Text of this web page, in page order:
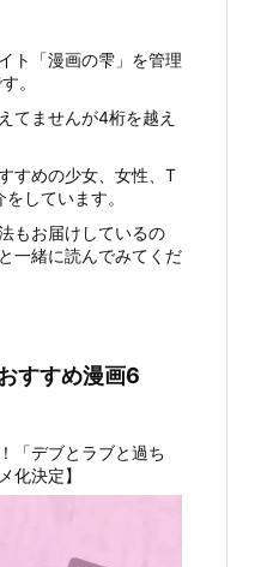
ト「漫画の雫」を管理
。
てませんが4桁を越え
すめの少女、女性、T
しています。
もお届けしているの
一緒に読んでみてくだ
すすめ漫画6
「デブとラブと過ち
化決定】